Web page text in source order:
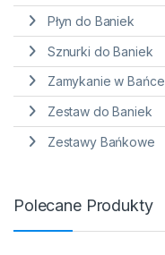
Płyn do Baniek
Sznurki do Baniek
Zamykanie w Bańce
Zestaw do Baniek
Zestawy Bańkowe
Polecane Produkty